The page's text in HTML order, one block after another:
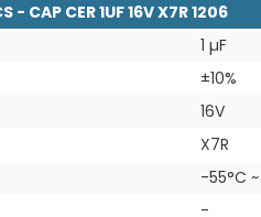
- CAP CER 1UF 16V X7R 1206
1 µF
±10%
16V
X7R
-55°C ~
-